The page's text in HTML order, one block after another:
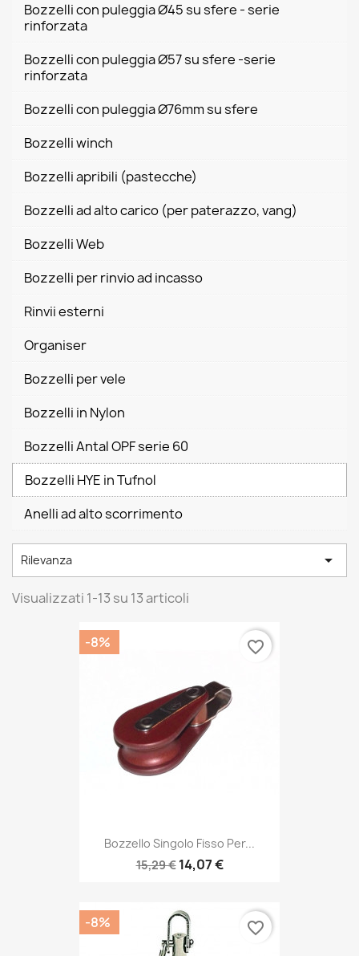
Bozzelli con puleggia Ø45 su sfere - serie
rinforzata
Bozzelli con puleggia Ø57 su sfere -serie
rinforzata
Bozzelli con puleggia Ø76mm su sfere
Bozzelli winch
Bozzelli apribili (pastecche)
Bozzelli ad alto carico (per paterazzo, vang)
Bozzelli Web
Bozzelli per rinvio ad incasso
Rinvii esterni
Organiser
Bozzelli per vele
Bozzelli in Nylon
Bozzelli Antal OPF serie 60
Bozzelli HYE in Tufnol
Anelli ad alto scorrimento
Rilevanza 
Visualizzati 1-13 su 13 articoli
Bozzello Singolo Fisso Per...
15,29 € 14,07 €
-8% favorite_border
-8% favorite_border